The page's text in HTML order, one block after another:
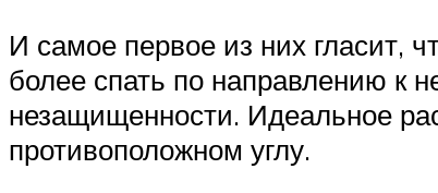
И самое первое из них гласит,
более спать по направлению к
незащищенности. Идеальное
противоположном углу.